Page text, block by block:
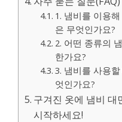
1. 냄비를 이용
은 무엇인가요?
2. 어떤 종류의
한가요?
3. 냄비를 사용
엇인가요?
구겨진 옷에 냄비 대
시작하세요!